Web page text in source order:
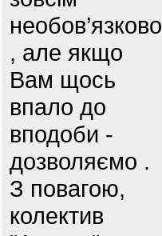
необов’язково
, але якщо
Вам щось
впало до
вподоби -
дозволяємо .
З повагою,
колектив